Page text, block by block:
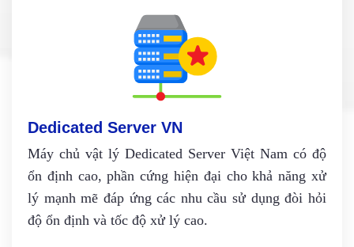
Dedicated Server VN
Máy chủ vật lý Dedicated Server Việt Nam có độ
ổn định cao, phần cứng hiện đại cho khả năng xử
lý mạnh mẽ đáp ứng các nhu cầu sử dụng đòi hỏi
độ ổn định và tốc độ xử lý cao.